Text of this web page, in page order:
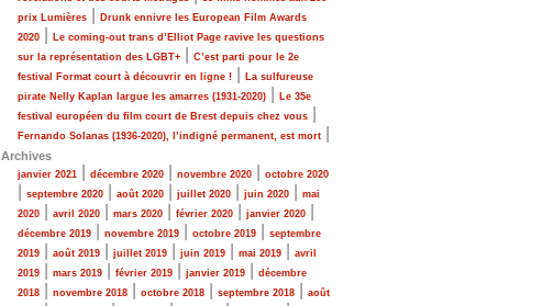
prix Lumières
Drunk ennivre les European Film Awards
2020
Le coming-out trans d’Elliot Page ravive les questions
sur la représentation des LGBT+
C’est parti pour le 2e
festival Format court à découvrir en ligne !
La sulfureuse
pirate Nelly Kaplan largue les amarres (1931-2020)
Le 35e
festival européen du film court de Brest depuis chez vous
Fernando Solanas (1936-2020), l’indigné permanent, est mort
Archives
janvier 2021 décembre 2020 novembre 2020 octobre 2020
septembre 2020 août 2020 juillet 2020 juin 2020
mai
2020
avril 2020 mars 2020 février 2020 janvier 2020
décembre 2019 novembre 2019 octobre 2019
septembre
2019
août 2019 juillet 2019 juin 2019 mai 2019
avril
2019
mars 2019 février 2019 janvier 2019
décembre
2018
novembre 2018 octobre 2018 septembre 2018
août